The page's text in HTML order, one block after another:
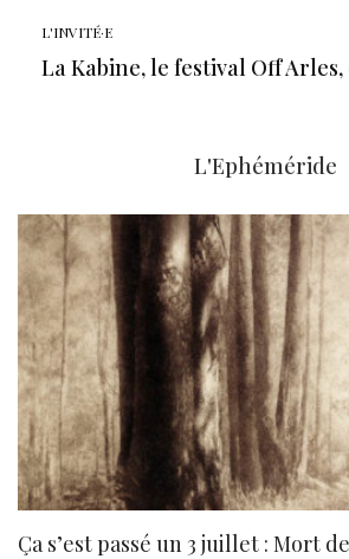
L'INVITÉ·E
La Kabine, le festival Off
L'Ephéméride
Ça s’est passé un 3 juillet : Mort